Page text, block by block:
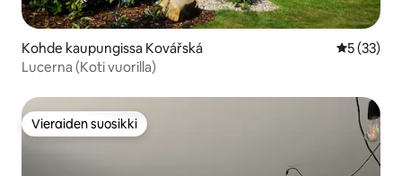
Kohde kaupungissa Kovářská
5 (33)
Lucerna (Koti vuorilla)
Vieraiden suosikki
Vieraiden suosikki